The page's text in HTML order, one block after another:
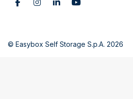
© Easybox Self Storage S.p.A. 2026